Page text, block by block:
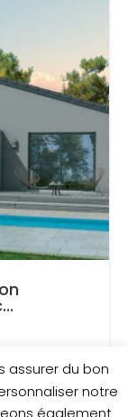
assurer du bon
notre
également